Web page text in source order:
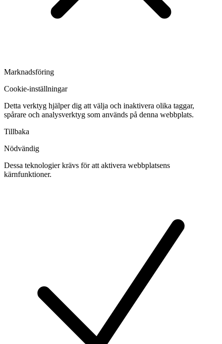
Marknadsföring
Cookie-inställningar
Detta verktyg hjälper dig att välja och inaktivera olika taggar,
spårare och analysverktyg som används på denna webbplats.
Tillbaka
Nödvändig
Dessa teknologier krävs för att aktivera webbplatsens
kärnfunktioner.